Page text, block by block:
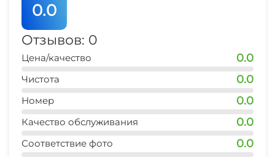
0.0
Отзывов: 0
Цена/качество 0.0
Чистота 0.0
Номер 0.0
Качество обслуживания 0.0
Соответствие фото 0.0